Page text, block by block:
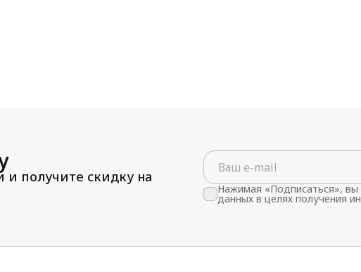
получите скидку на
Нажимая «Подписаться», вы
данных в целях получения